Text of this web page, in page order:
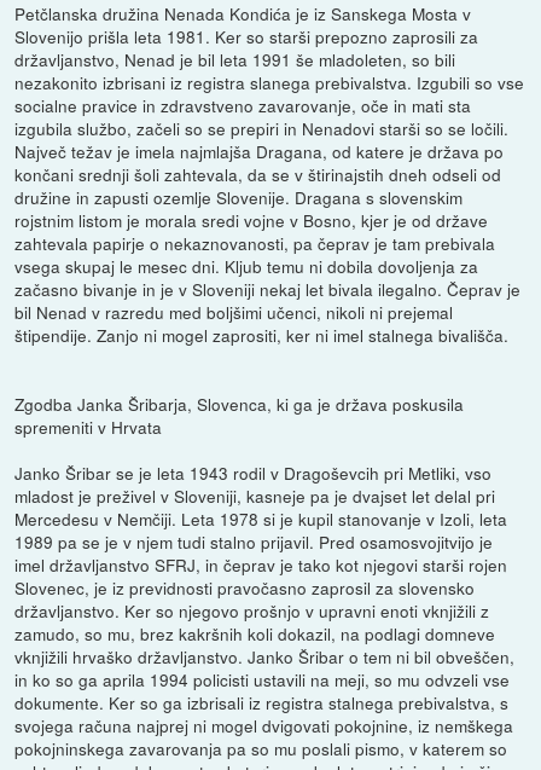
Petčlanska družina Nenada Kondića je iz Sanskega Mosta v
Slovenijo prišla leta 1981. Ker so starši prepozno zaprosili za
državljanstvo, Nenad je bil leta 1991 še mladoleten, so bili
nezakonito izbrisani iz registra slanega prebivalstva. Izgubili so vse
socialne pravice in zdravstveno zavarovanje, oče in mati sta
izgubila službo, začeli so se prepiri in Nenadovi starši so se ločili.
Največ težav je imela najmlajša Dragana, od katere je država po
končani srednji šoli zahtevala, da se v štirinajstih dneh odseli od
družine in zapusti ozemlje Slovenije. Dragana s slovenskim
rojstnim listom je morala sredi vojne v Bosno, kjer je od države
zahtevala papirje o nekaznovanosti, pa čeprav je tam prebivala
vsega skupaj le mesec dni. Kljub temu ni dobila dovoljenja za
začasno bivanje in je v Sloveniji nekaj let bivala ilegalno. Čeprav je
bil Nenad v razredu med boljšimi učenci, nikoli ni prejemal
štipendije. Zanjo ni mogel zaprositi, ker ni imel stalnega bivališča.
Zgodba Janka Šribarja, Slovenca, ki ga je država poskusila
spremeniti v Hrvata
Janko Šribar se je leta 1943 rodil v Dragoševcih pri Metliki, vso
mladost je preživel v Sloveniji, kasneje pa je dvajset let delal pri
Mercedesu v Nemčiji. Leta 1978 si je kupil stanovanje v Izoli, leta
1989 pa se je v njem tudi stalno prijavil. Pred osamosvojitvijo je
imel državljanstvo SFRJ, in čeprav je tako kot njegovi starši rojen
Slovenec, je iz previdnosti pravočasno zaprosil za slovensko
državljanstvo. Ker so njegovo prošnjo v upravni enoti vknjižili z
zamudo, so mu, brez kakršnih koli dokazil, na podlagi domneve
vknjižili hrvaško državljanstvo. Janko Šribar o tem ni bil obveščen,
in ko so ga aprila 1994 policisti ustavili na meji, so mu odvzeli vse
dokumente. Ker so ga izbrisali iz registra stalnega prebivalstva, s
svojega računa najprej ni mogel dvigovati pokojnine, iz nemškega
pokojninskega zavarovanja pa so mu poslali pismo, v katerem so